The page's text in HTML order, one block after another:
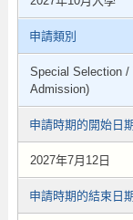
申請類別
Special Selection /
Admission)
申請時期的開始日期
2027年7月12日
申請時期的結束日期